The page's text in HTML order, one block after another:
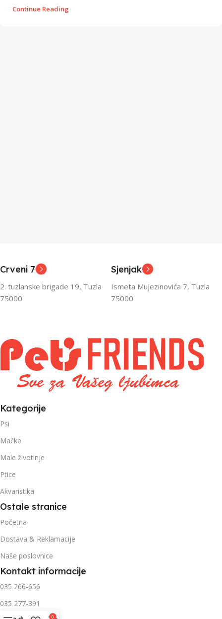
Continue Reading
Crveni 7
2. tuzlanske brigade 19, Tuzla
75000
Sjenjak
Ismeta Mujezinovića 7, Tuzla
75000
Kategorije
Psi
Mačke
Male životinje
Ptice
Akvaristika
Ostale stranice
Početna
Dostava & Reklamacije
Naše poslovnice
Kontakt informacije
035 266-656
035 277-391
0